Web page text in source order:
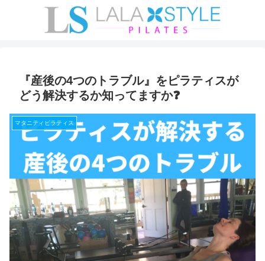
『産後の4つのトラブル』をピラティスが
どう解決するか知ってますか❓
マタニティピラティス